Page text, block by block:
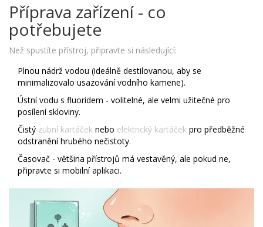
Příprava zařízení - co
potřebujete
Než spustíte přístroj, připravte si následující:
Plnou nádrž vodou (ideálně destilovanou, aby se
minimalizovalo usazování vodního kamene).
Ústní vodu s fluoridem - volitelné, ale velmi užitečné pro
posílení skloviny.
Čistý zubní kartáček nebo elektrický kartáček pro předběžné
odstranění hrubého nečistoty.
Časovač - většina přístrojů má vestavěný, ale pokud ne,
připravte si mobilní aplikaci.